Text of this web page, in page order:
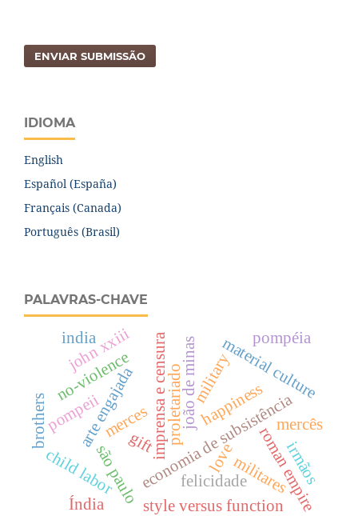
ENVIAR SUBMISSÃO
IDIOMA
English
Español (España)
Français (Canada)
Português (Brasil)
PALAVRAS-CHAVE
imprensa e censura
arte engajadaeconomia de subsistência
são paulo
proletariadojoão de minas material culture
style versus functionroman empire
pompeii happiness
pompéia
felicidade
no-violence
john xxiii
love
gift
merces
military
mercês
militares
child labor
india
Índia
brothers
irmãos